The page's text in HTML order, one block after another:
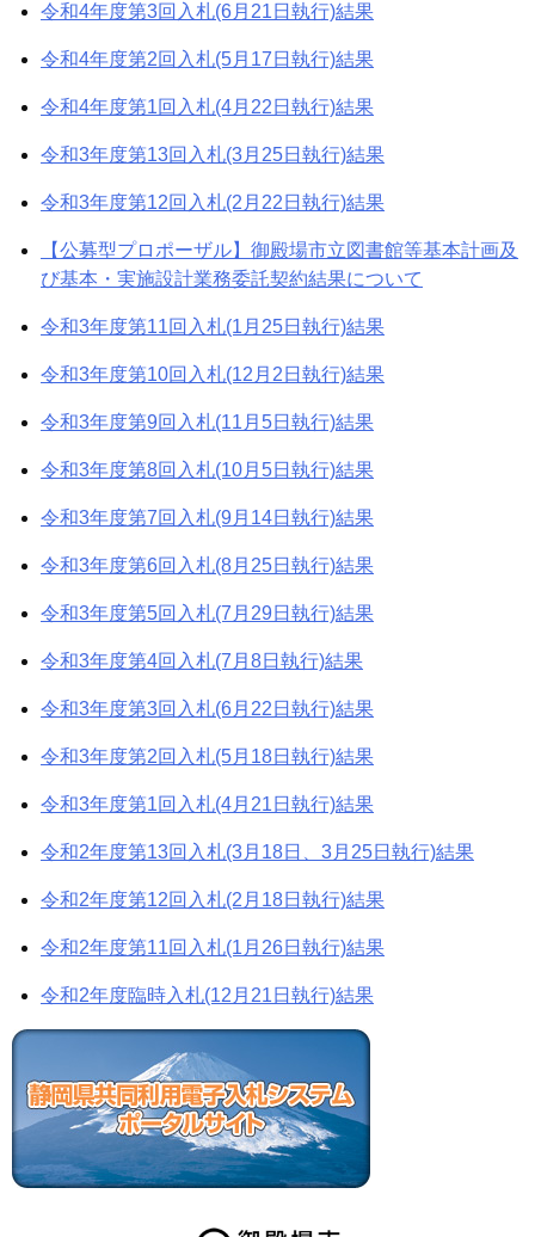
令和4年度第3回入札(6月21日執行)結果
令和4年度第2回入札(5月17日執行)結果
令和4年度第1回入札(4月22日執行)結果
令和3年度第13回入札(3月25日執行)結果
令和3年度第12回入札(2月22日執行)結果
【公募型プロポーザル】御殿場市立図書館等基本計画及
び基本・実施設計業務委託契約結果について
令和3年度第11回入札(1月25日執行)結果
令和3年度第10回入札(12月2日執行)結果
令和3年度第9回入札(11月5日執行)結果
令和3年度第8回入札(10月5日執行)結果
令和3年度第7回入札(9月14日執行)結果
令和3年度第6回入札(8月25日執行)結果
令和3年度第5回入札(7月29日執行)結果
令和3年度第4回入札(7月8日執行)結果
令和3年度第3回入札(6月22日執行)結果
令和3年度第2回入札(5月18日執行)結果
令和3年度第1回入札(4月21日執行)結果
令和2年度第13回入札(3月18日、3月25日執行)結果
令和2年度第12回入札(2月18日執行)結果
令和2年度第11回入札(1月26日執行)結果
令和2年度臨時入札(12月21日執行)結果